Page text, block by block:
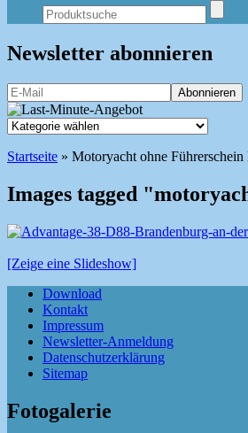
Newsletter abonnieren
Startseite » Motoryacht ohne
Images tagged
[Zeige eine Slideshow]
Download
Kontakt
Impressum
Newsletter-Anmeldung
Datenschutzerklärung
Sitemap
Fotogalerie